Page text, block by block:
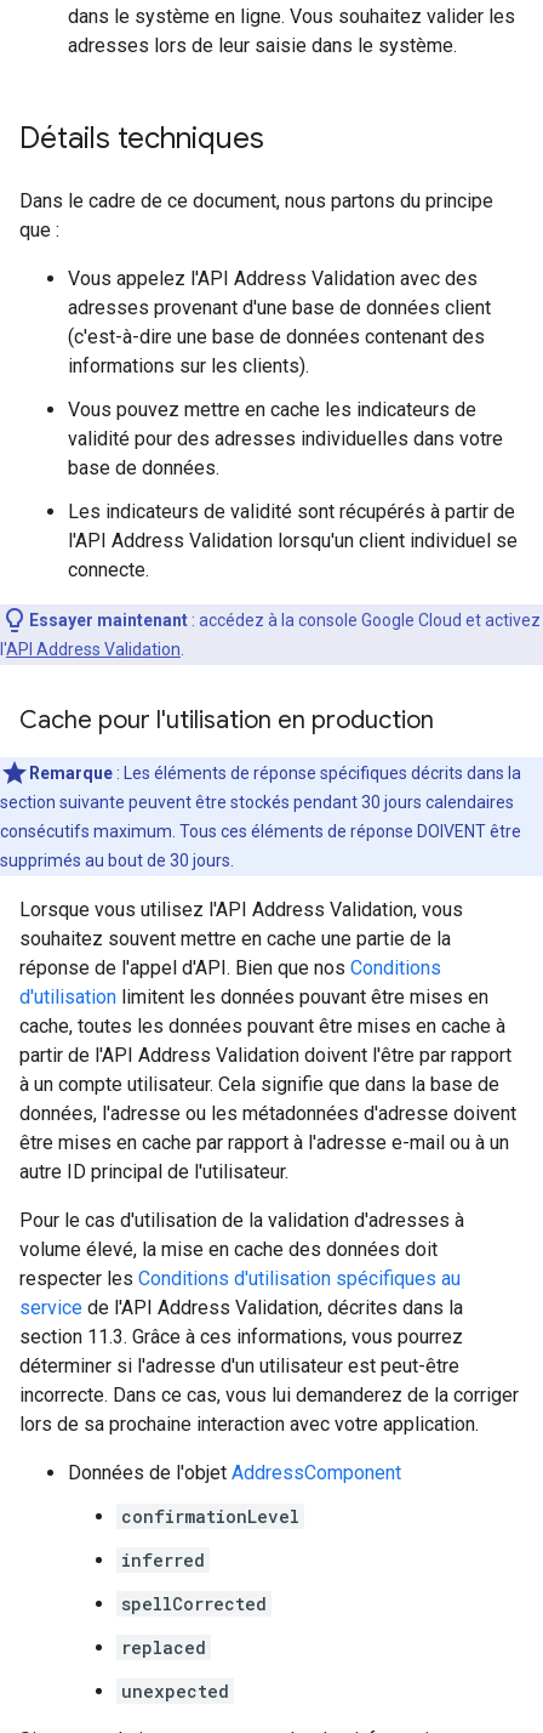
dans le système en ligne. Vous souhaitez valider les
adresses lors de leur saisie dans le système.
Détails techniques
Dans le cadre de ce document, nous partons du principe
que :
Vous appelez l'API Address Validation avec des
adresses provenant d'une base de données client
(c'est-à-dire une base de données contenant des
informations sur les clients).
Vous pouvez mettre en cache les indicateurs de
validité pour des adresses individuelles dans votre
base de données.
Les indicateurs de validité sont récupérés à partir de
l'API Address Validation lorsqu'un client individuel se
connecte.
Essayer maintenant : accédez à la console Google Cloud et activez
l'API Address Validation
Cache pour l'utilisation en production
Remarque : Les éléments de réponse spécifiques décrits dans la
section suivante peuvent être stockés pendant 30 jours calendaires
consécutifs maximum. Tous ces éléments de réponse DOIVENT être
supprimés au bout de 30 jours.
Lorsque vous utilisez l'API Address Validation, vous
souhaitez souvent mettre en cache une partie de la
réponse de l'appel d'API. Bien que nos Conditions
d'utilisation limitent les données pouvant être mises en
cache, toutes les données pouvant être mises en cache à
partir de l'API Address Validation doivent l'être par rapport
à un compte utilisateur. Cela signifie que dans la base de
données, l'adresse ou les métadonnées d'adresse doivent
être mises en cache par rapport à l'adresse e-mail ou à un
autre ID principal de l'utilisateur.
Pour le cas d'utilisation de la validation d'adresses à
volume élevé, la mise en cache des données doit
respecter les Conditions d'utilisation spécifiques au
service de l'API Address Validation, décrites dans la
section 11.3. Grâce à ces informations, vous pourrez
déterminer si l'adresse d'un utilisateur est peut-être
incorrecte. Dans ce cas, vous lui demanderez de la corriger
lors de sa prochaine interaction avec votre application.
Données de l'objet AddressComponent
confirmationLevel
inferred
spellCorrected
replaced
unexpected